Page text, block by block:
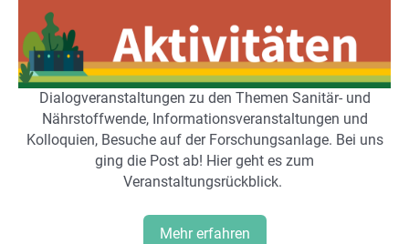
Dialogveranstaltungen zu den Themen Sanitär- und
Nährstoffwende, Informationsveranstaltungen und
Kolloquien, Besuche auf der Forschungsanlage. Bei uns
ging die Post ab! Hier geht es zum
Veranstaltungsrückblick.
Mehr erfahren